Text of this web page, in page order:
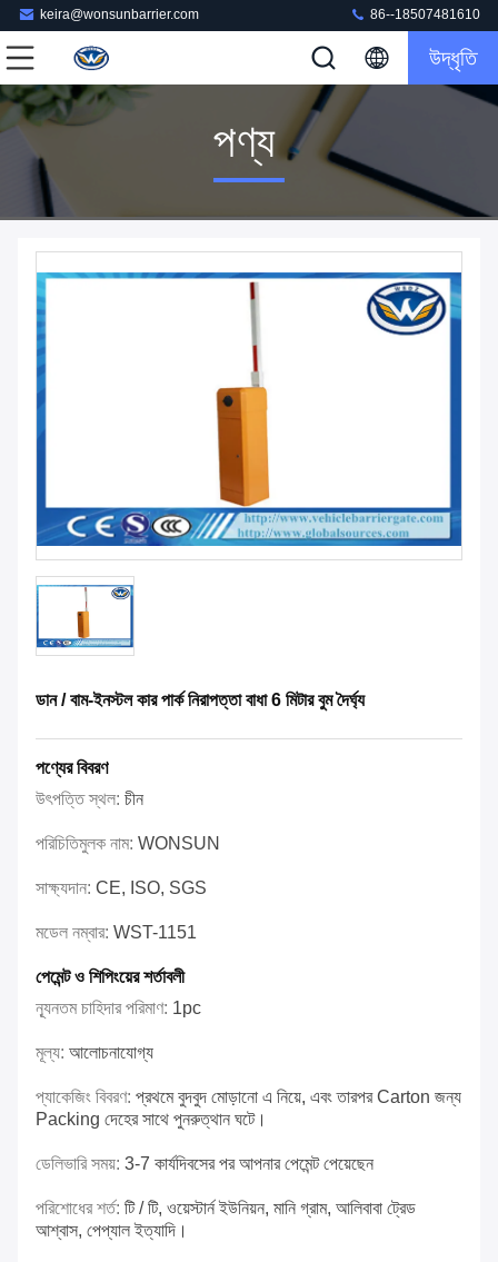
keira@wonsunbarrier.com 86--18507481610
উদ্ধৃতি
পণ্য
ডান / বাম-ইনস্টল কার পার্ক নিরাপত্তা বাধা 6 মিটার বুম দৈর্ঘ্য
পণ্যের বিবরণ
উৎপত্তি স্থল: চীন
পরিচিতিমুলক নাম: WONSUN
সাক্ষ্যদান: CE, ISO, SGS
মডেল নম্বার: WST-1151
পেমেন্ট ও শিপিংয়ের শর্তাবলী
ন্যূনতম চাহিদার পরিমাণ: 1pc
মূল্য: আলোচনাযোগ্য
প্যাকেজিং বিবরণ: প্রথমে বুদবুদ মোড়ানো এ নিয়ে, এবং তারপর Carton জন্য
Packing দেহের সাথে পুনরুত্থান ঘটে।
ডেলিভারি সময়: 3-7 কার্যদিবসের পর আপনার পেমেন্ট পেয়েছেন
পরিশোধের শর্ত: টি / টি, ওয়েস্টার্ন ইউনিয়ন, মানি গ্রাম, আলিবাবা ট্রেড
আশ্বাস, পেপ্যাল ​​ইত্যাদি।